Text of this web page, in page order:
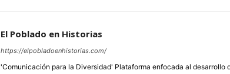
El Poblado en Historias
https://elpobladoenhistorias.com/
'Comunicación para la Diversidad' Plataforma enfocada al desarrollo